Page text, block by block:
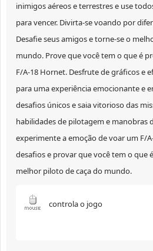
inimigos aéreos e terrestres e use
para vencer. Divirta-se voando por
Desafie seus amigos e torne-se o
mundo. Prove que você tem o que é
F/A-18 Hornet. Desfrute de gráficos e
para uma experiência emocionante e
desafios únicos e saia vitorioso das
habilidades de pilotagem e manobras
experimente a emoção de voar um F/
desafios e provar que você tem o que
melhor piloto de caça do mundo.
controla o jogo